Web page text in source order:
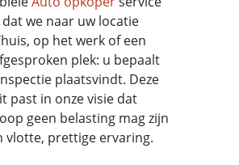
we naar uw locatie
op het werk of een
plek: u bepaalt
plaatsvindt. Deze
past in onze visie dat
geen belasting mag zijn
vlotte, prettige ervaring.